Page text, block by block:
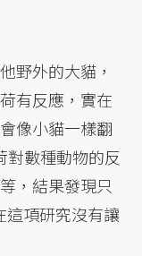
野外的大貓，
有反應，實在
像小貓一樣翻
對數種動物的反
，結果發現只
項研究沒有讓